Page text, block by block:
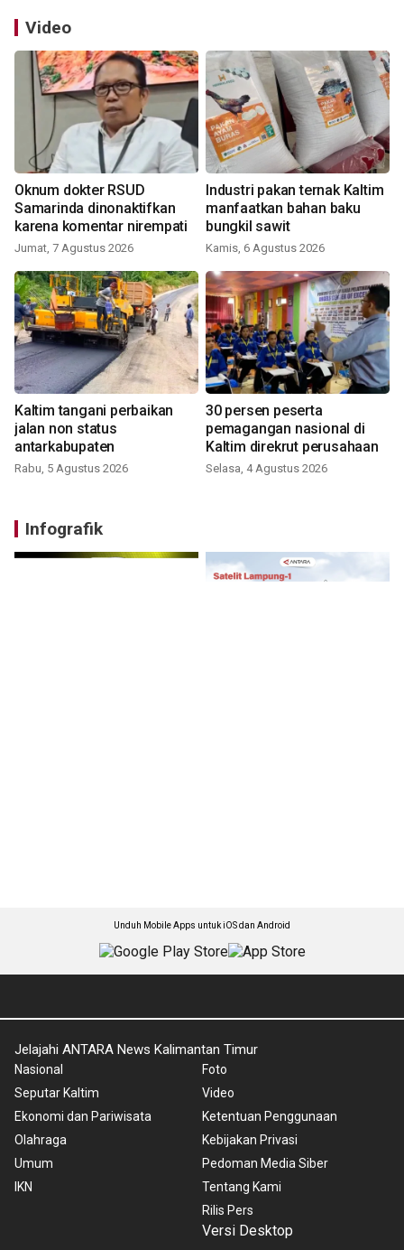
Video
Oknum dokter RSUD
Samarinda dinonaktifkan
karena komentar nirempati
Jumat, 7 Agustus 2026
Industri pakan ternak Kaltim
manfaatkan bahan baku
bungkil sawit
Kamis, 6 Agustus 2026
Kaltim tangani perbaikan
jalan non status
antarkabupaten
Rabu, 5 Agustus 2026
30 persen peserta
pemagangan nasional di
Kaltim direkrut perusahaan
Selasa, 4 Agustus 2026
Infografik
Unduh Mobile Apps untuk iOS dan Android
Jelajahi ANTARA News Kalimantan Timur
Nasional
Seputar Kaltim
Ekonomi dan Pariwisata
Olahraga
Umum
IKN
Foto
Video
Ketentuan Penggunaan
Kebijakan Privasi
Pedoman Media Siber
Tentang Kami
Rilis Pers
Versi Desktop